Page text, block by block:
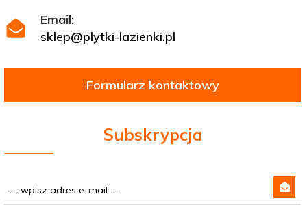
Email:
sklep@plytki-lazienki.pl
Formularz kontaktowy
Subskrypcja